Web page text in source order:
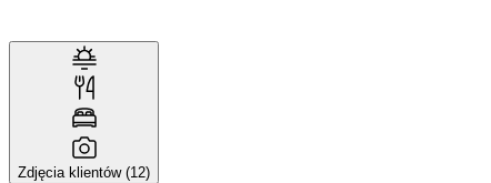
Zdjęcia klientów (12)